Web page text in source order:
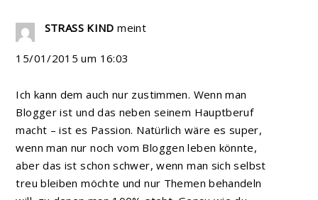
STRASS KIND meint
15/01/2015 um 16:03
Ich kann dem auch nur zustimmen. Wenn man
Blogger ist und das neben seinem Hauptberuf
macht – ist es Passion. Natürlich wäre es super,
wenn man nur noch vom Bloggen leben könnte,
aber das ist schon schwer, wenn man sich selbst
treu bleiben möchte und nur Themen behandeln